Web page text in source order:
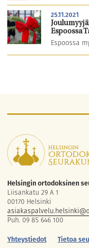
25.11.2021
Espoossa
Espoossa
Helsingin ortodoksinen
Liisankatu 29 A 1
00170 Helsinki
Puh. 09 85 646 100
Yhteystiedot
Tietoa